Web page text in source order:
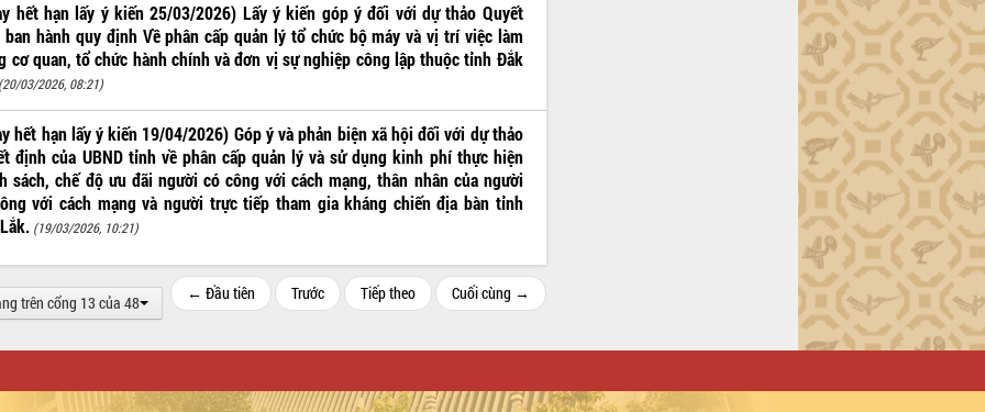
hết hạn lấy ý kiến 25/03/2026) Lấy ý kiến góp ý đối với dự thảo Quyết
ban hành quy định Về phân cấp quản lý tổ chức bộ máy và vị trí việc làm
cơ quan, tổ chức hành chính và đơn vị sự nghiệp công lập thuộc tỉnh Đắk
(20/03/2026, 08:21)
hết hạn lấy ý kiến 19/04/2026) Góp ý và phản biện xã hội đối với dự thảo
định của UBND tỉnh về phân cấp quản lý và sử dụng kinh phí thực hiện
sách, chế độ ưu đãi người có công với cách mạng, thân nhân của người
với cách mạng và người trực tiếp tham gia kháng chiến địa bàn tỉnh
(19/03/2026, 10:21)
trên cổng 13 của 48 ← Đầu tiên Trước Tiếp theo Cuối cùng →